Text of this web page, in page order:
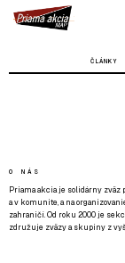
ČLÁNKY
O NÁS
Priama akcia je solidárny
a v komunite, a na
zahraničí. Od roku 2000 je
združuje zväzy a skupiny z